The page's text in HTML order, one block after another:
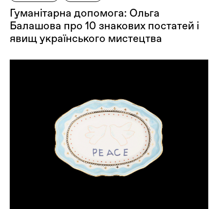
Гуманітарна допомога: Ольга
Балашова про 10 знакових постатей і
явищ українського мистецтва